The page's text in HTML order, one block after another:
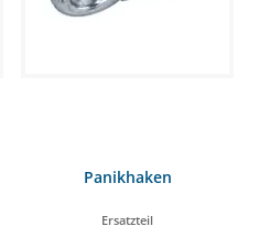
Panikhaken
Ersatzteil